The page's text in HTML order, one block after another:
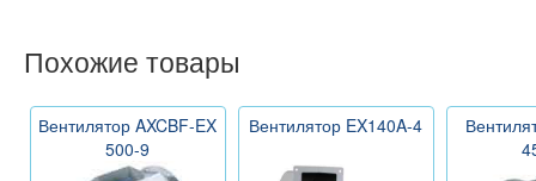
Похожие товары
Вентилятор AXCBF-EX
500-9
Вентилятор EX140A-4